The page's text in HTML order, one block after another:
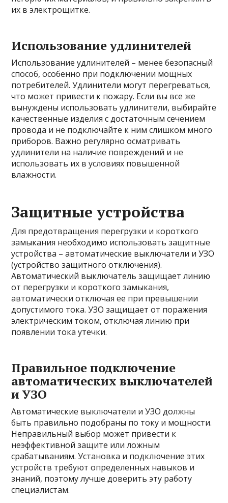
их в электрощитке.
Использование удлинителей
Использование удлинителей – менее безопасный
способ, особенно при подключении мощных
потребителей. Удлинители могут перегреваться,
что может привести к пожару. Если вы все же
вынуждены использовать удлинители, выбирайте
качественные изделия с достаточным сечением
провода и не подключайте к ним слишком много
приборов. Важно регулярно осматривать
удлинители на наличие повреждений и не
использовать их в условиях повышенной
влажности.
Защитные устройства
Для предотвращения перегрузки и короткого
замыкания необходимо использовать защитные
устройства – автоматические выключатели и УЗО
(устройство защитного отключения).
Автоматический выключатель защищает линию
от перегрузки и короткого замыкания,
автоматически отключая ее при превышении
допустимого тока. УЗО защищает от поражения
электрическим током, отключая линию при
появлении тока утечки.
Правильное подключение
автоматических выключателей
и УЗО
Автоматические выключатели и УЗО должны
быть правильно подобраны по току и мощности.
Неправильный выбор может привести к
неэффективной защите или ложным
срабатываниям. Установка и подключение этих
устройств требуют определенных навыков и
знаний, поэтому лучше доверить эту работу
специалистам.